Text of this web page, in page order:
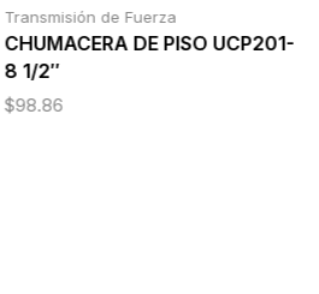
Transmisión de Fuerza
CHUMACERA DE PISO UCP201-
8 1/2″
$98.86